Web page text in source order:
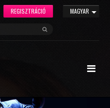
MAGYAR
REGISZTRÁCIÓ